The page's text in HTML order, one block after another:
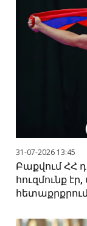
31-07-2026 13:45
Բաքվում ՀՀ
հուզմունք էր,